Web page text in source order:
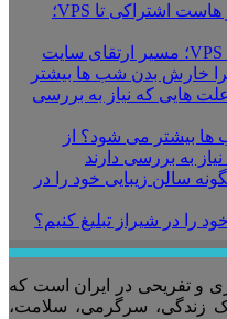
از هاست اشتراکی تا VPS؛
خارش بدن شب ها بیشتر
هایی که نیاز به بررسی
بیشتر می شود؟ از
به بررسی دارند
سالن زیبایی خود را در
را در شیراز تبلیغ کنیم؟
و تفریحی در ایران است که
سبک زندگی، سرگرمی، سلامت،